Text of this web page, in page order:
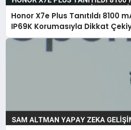
Honor X7e Plus Tanıtıldı 8100
IP69K Korumasıyla Dikkat